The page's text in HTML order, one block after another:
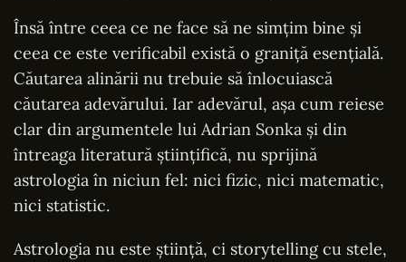
Însă între ceea ce ne face să ne simțim bine și
ceea ce este verificabil există o graniță esențială.
Căutarea alinării nu trebuie să înlocuiască
căutarea adevărului. Iar adevărul, așa cum reiese
clar din argumentele lui Adrian Sonka și din
întreaga literatură științifică, nu sprijină
astrologia în niciun fel: nici fizic, nici matematic,
nici statistic.
Astrologia nu este știință, ci storytelling cu stele,